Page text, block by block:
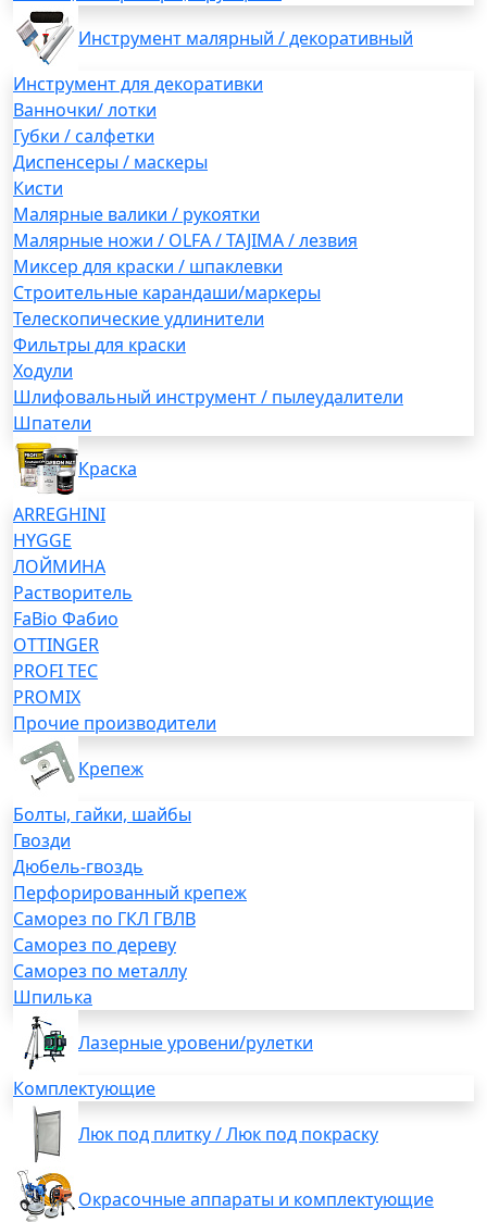
Инструмент малярный / декоративный
Инструмент для декоративки
Ванночки/ лотки
Губки / салфетки
Диспенсеры / маскеры
Кисти
Малярные валики / рукоятки
Малярные ножи / OLFA / TAJIMA / лезвия
Миксер для краски / шпаклевки
Строительные карандаши/маркеры
Телескопические удлинители
Фильтры для краски
Ходули
Шлифовальный инструмент / пылеудалители
Шпатели
Краска
ARREGHINI
HYGGE
ЛОЙМИНА
Растворитель
FaBio Фабио
OTTINGER
PROFI TEC
PROMIX
Прочие производители
Крепеж
Болты, гайки, шайбы
Гвозди
Дюбель-гвоздь
Перфорированный крепеж
Саморез по ГКЛ ГВЛВ
Саморез по дереву
Саморез по металлу
Шпилька
Лазерные уровени/рулетки
Комплектующие
Люк под плитку / Люк под покраску
Окрасочные аппараты и комплектующие